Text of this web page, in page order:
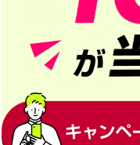
セレナ、エクスト
日産サクラ、デイ
オーラ、日産リー
エルグランド、ムラ